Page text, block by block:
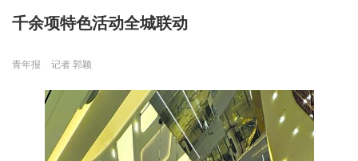
千余项特色活动全城联动
青年报 记者 郭颖